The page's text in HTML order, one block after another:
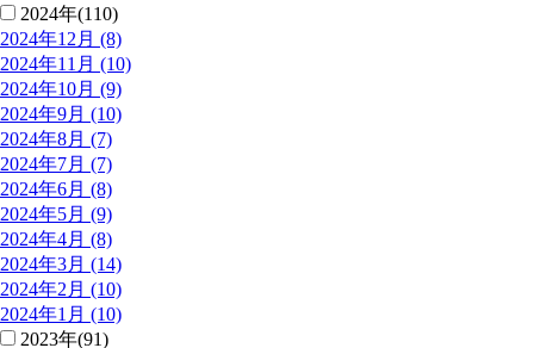
2024年(110)
2024年12月 (8)
2024年11月 (10)
2024年10月 (9)
2024年9月 (10)
2024年8月 (7)
2024年7月 (7)
2024年6月 (8)
2024年5月 (9)
2024年4月 (8)
2024年3月 (14)
2024年2月 (10)
2024年1月 (10)
2023年(91)